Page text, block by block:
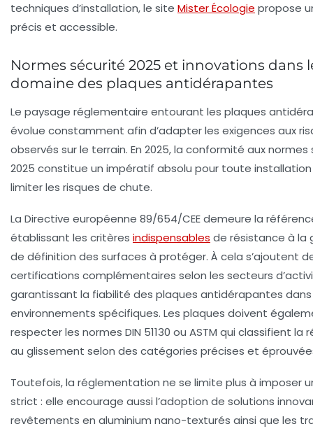
techniques d’installation, le site Mister Écologie propose
précis et accessible.
Normes sécurité 2025 et innovations dans
domaine des plaques antidérapantes
Le paysage réglementaire entourant les plaques
évolue constamment afin d’adapter les exigences aux
observés sur le terrain. En 2025, la conformité aux
2025 constitue un impératif absolu pour toute
limiter les risques de chute.
La Directive européenne 89/654/CEE demeure la
établissant les critères indispensables de résistance à la
de définition des surfaces à protéger. À cela s’ajoutent
certifications complémentaires selon les secteurs
garantissant la fiabilité des plaques antidérapantes
environnements spécifiques. Les plaques doivent
respecter les normes DIN 51130 ou ASTM qui classifient la
au glissement selon des catégories précises et
Toutefois, la réglementation ne se limite plus à imposer
strict : elle encourage aussi l’adoption de solutions
revêtements en aluminium nano-texturés ainsi que les